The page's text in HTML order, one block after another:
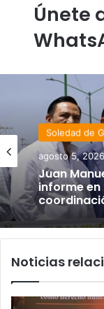
Únete
Soledad de
agosto 5, 2026
Juan
informe
Noticias